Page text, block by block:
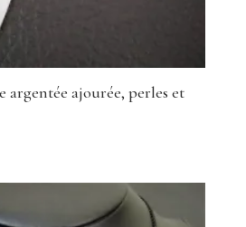
argentée ajourée, perles et